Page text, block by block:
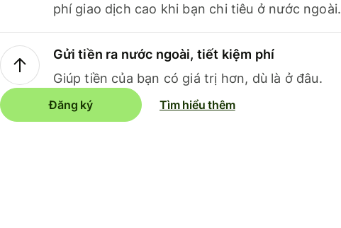
phí giao dịch cao khi bạn chi tiêu ở nước ngoài.
Gửi tiền ra nước ngoài, tiết kiệm phí
Giúp tiền của bạn có giá trị hơn, dù là ở đâu.
Đăng ký Tìm hiểu thêm